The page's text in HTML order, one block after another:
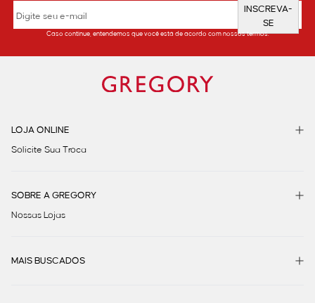
INSCREVA-
SE
Caso continue, entendemos que você está de acordo com nossos termos.
LOJA ONLINE
Solicite Sua Troca
SOBRE A GREGORY
Nossas Lojas
MAIS BUSCADOS